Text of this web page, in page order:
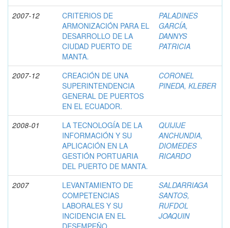
2007-12
CRITERIOS DE
ARMONIZACIÓN PARA EL
DESARROLLO DE LA
CIUDAD PUERTO DE
MANTA.
PALADINES
GARCÍA,
DANNYS
PATRICIA
2007-12
CREACIÓN DE UNA
SUPERINTENDENCIA
GENERAL DE PUERTOS
EN EL ECUADOR.
CORONEL
PINEDA, KLEBER
2008-01
LA TECNOLOGÍA DE LA
INFORMACIÓN Y SU
APLICACIÓN EN LA
GESTIÓN PORTUARIA
DEL PUERTO DE MANTA.
QUIJIJE
ANCHUNDIA,
DIOMEDES
RICARDO
2007
LEVANTAMIENTO DE
COMPETENCIAS
LABORALES Y SU
INCIDENCIA EN EL
DESEMPEÑO
SALDARRIAGA
SANTOS,
RUFDOL
JOAQUIN